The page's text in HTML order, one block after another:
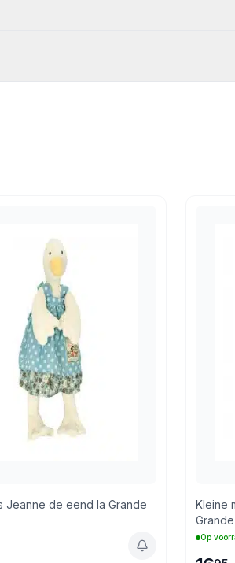
en Puzzels
Jeanne de eend la Grande
Kleine
Op